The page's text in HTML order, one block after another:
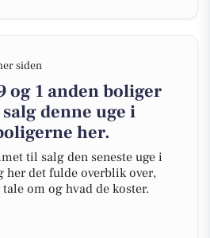
siden
og 1 anden boliger
denne uge i
her.
til salg den seneste uge i
her det fulde overblik over,
om og hvad de koster.